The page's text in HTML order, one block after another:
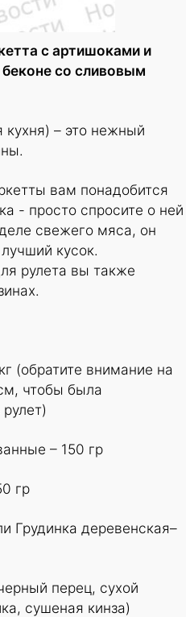
с артишоками и
беконе со сливовым
кухня) – это нежный
вам понадобится
- просто спросите о ней
свежего мяса, он
кусок.
рулета вы также
(обратите внимание на
чтобы была
– 150 гр
гр
Грудинка деревенская–
перец, сухой
сушеная кинза)